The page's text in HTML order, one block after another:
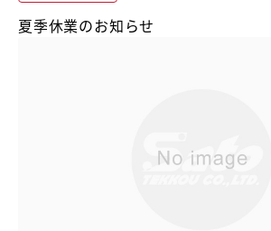
夏季休業のお知らせ